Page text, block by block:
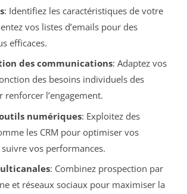
: Identifiez les caractéristiques de votre
vos listes d’emails pour des
efficaces.
des communications: Adaptez vos
des besoins individuels des
renforcer l’engagement.
numériques: Exploitez des
les CRM pour optimiser vos
vos performances.
: Combinez prospection par
et réseaux sociaux pour maximiser la